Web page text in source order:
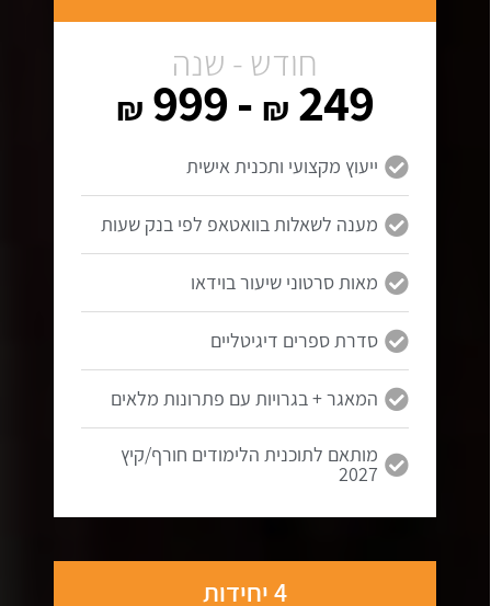
חודש - שנה
249
₪
- 999
₪
ייעוץ מקצועי ותכנית אישית
מענה לשאלות בוואטאפ לפי בנק שעות
מאות סרטוני שיעור בוידאו
סדרת ספרים דיגיטליים
המאגר + בגרויות עם פתרונות מלאים
מותאם לתוכנית הלימודים חורף/קיץ
2027
4 יחידות